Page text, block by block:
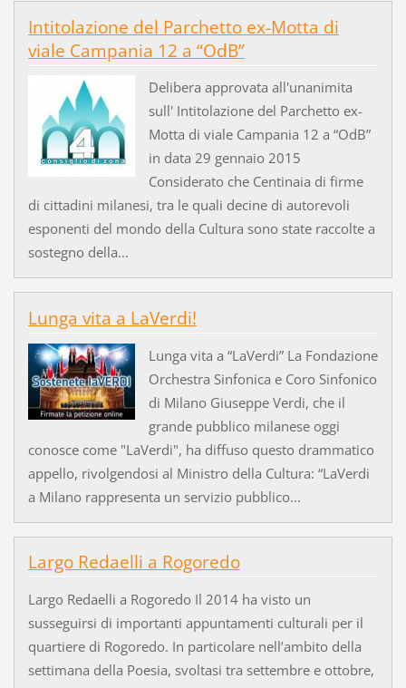
Intitolazione del Parchetto ex-Motta di
viale Campania 12 a “OdB”
Delibera approvata all'unanimita
sull' Intitolazione del Parchetto ex-
Motta di viale Campania 12 a “OdB”
in data 29 gennaio 2015
Considerato che Centinaia di firme
di cittadini milanesi, tra le quali decine di autorevoli
esponenti del mondo della Cultura sono state raccolte a
sostegno della...
Lunga vita a LaVerdi!
Lunga vita a “LaVerdi” La Fondazione
Orchestra Sinfonica e Coro Sinfonico
di Milano Giuseppe Verdi, che il
grande pubblico milanese oggi
conosce come "LaVerdi", ha diffuso questo drammatico
appello, rivolgendosi al Ministro della Cultura: “LaVerdi
a Milano rappresenta un servizio pubblico...
Largo Redaelli a Rogoredo
Largo Redaelli a Rogoredo Il 2014 ha visto un
susseguirsi di importanti appuntamenti culturali per il
quartiere di Rogoredo. In particolare nell’ambito della
settimana della Poesia, svoltasi tra settembre e ottobre,